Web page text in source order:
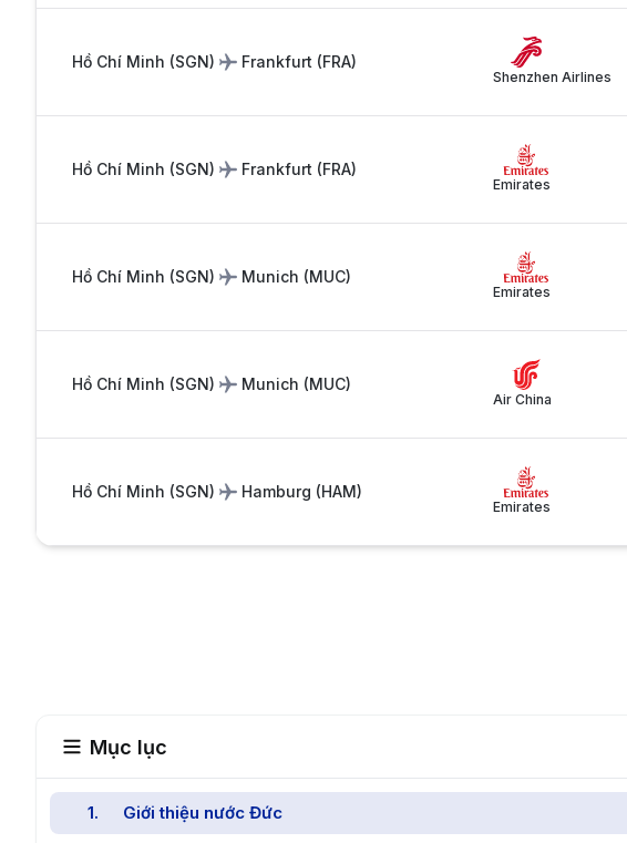
Hồ Chí Minh (SGN) Frankfurt (FRA)
Shenzhen Airlines
Hồ Chí Minh (SGN) Frankfurt (FRA)
Emirates
Hồ Chí Minh (SGN) Munich (MUC)
Emirates
Hồ Chí Minh (SGN) Munich (MUC)
Air China
Hồ Chí Minh (SGN) Hamburg (HAM)
Emirates
Mục lục
1. Giới thiệu nước Đức